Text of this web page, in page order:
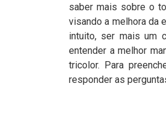
saber mais sobre o
visando a melhora da
intuito, ser mais um
entender a melhor
tricolor. Para
responder as